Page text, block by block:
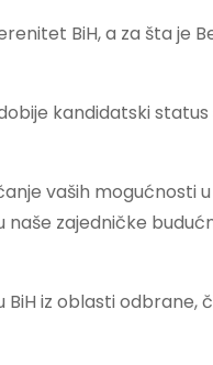
BiH, a za šta je
kandidatski
vaših mogućnosti
zajedničke
iz oblasti odbrane,